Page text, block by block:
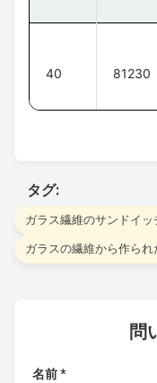
40 81230
タグ:
ガラス繊維のサンドイッ
ガラスの繊維から作ら
問
名前 *